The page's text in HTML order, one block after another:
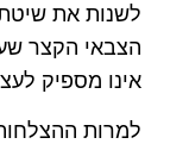
לשנות את
הצבאי הקצר
אינו מספיק
למרות